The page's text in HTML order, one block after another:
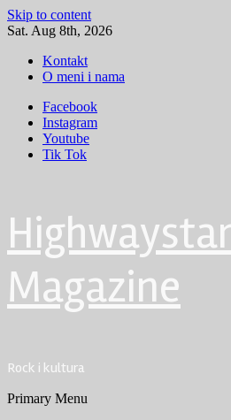
Skip to content
Sat. Aug 8th, 2026
Kontakt
O meni i nama
Facebook
Instagram
Youtube
Tik Tok
Magazine
Rock i kultura
Primary Menu